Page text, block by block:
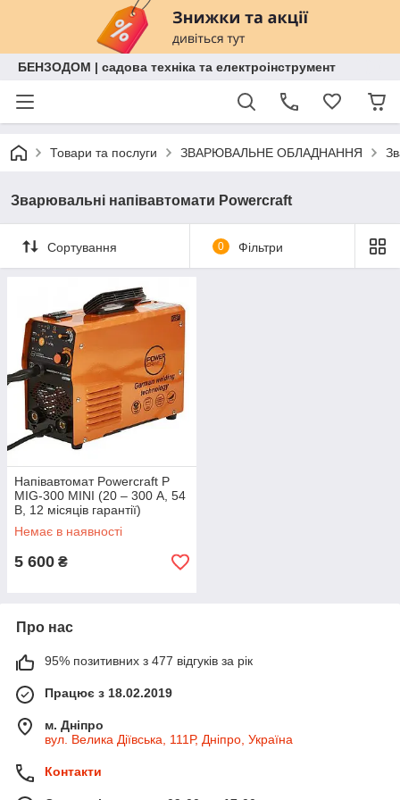
БЕНЗОДОМ | садова техніка та електроінструмент
Товари та послуги ЗВАРЮВАЛЬНЕ ОБЛАДНАННЯ
Зварювальні напівавтомати Powercraft
Сортування 0 Фільтри
Напівавтомат Powercraft P
MIG-300 MINI (20 – 300 А, 54
В, 12 місяців гарантії)
Немає в наявності
5 600 ₴
Про нас
95% позитивних з 477 відгуків за рік
Працює з 18.02.2019
м. Дніпро
вул. Велика Діївська, 111Р, Дніпро, Україна
Контакти